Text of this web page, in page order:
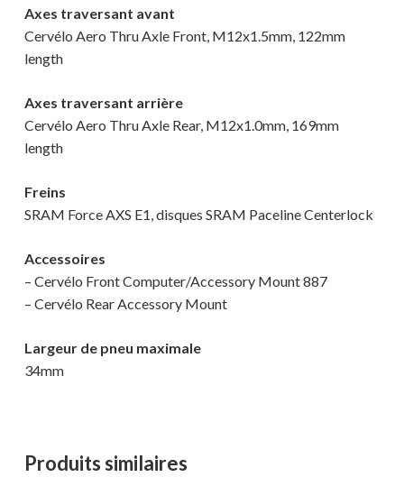
Axes traversant avant
Cervélo Aero Thru Axle Front, M12x1.5mm, 122mm
length
Axes traversant arrière
Cervélo Aero Thru Axle Rear, M12x1.0mm, 169mm
length
Freins
SRAM Force AXS E1, disques SRAM Paceline Centerlock
Accessoires
– Cervélo Front Computer/Accessory Mount 887
– Cervélo Rear Accessory Mount
Largeur de pneu maximale
34mm
Produits similaires